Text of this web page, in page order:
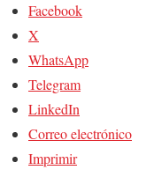
Facebook
X
WhatsApp
Telegram
LinkedIn
Correo electrónico
Imprimir